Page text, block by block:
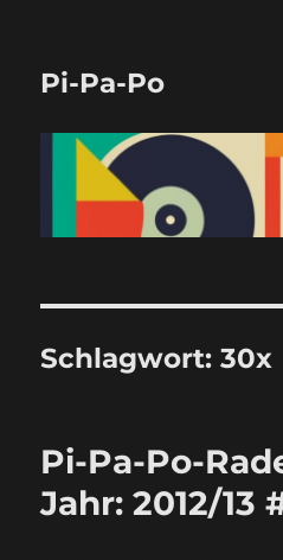
Pi-Pa-Po
Schlagwort:30x
Pi-Pa-Po-
Jahr: 2012/13